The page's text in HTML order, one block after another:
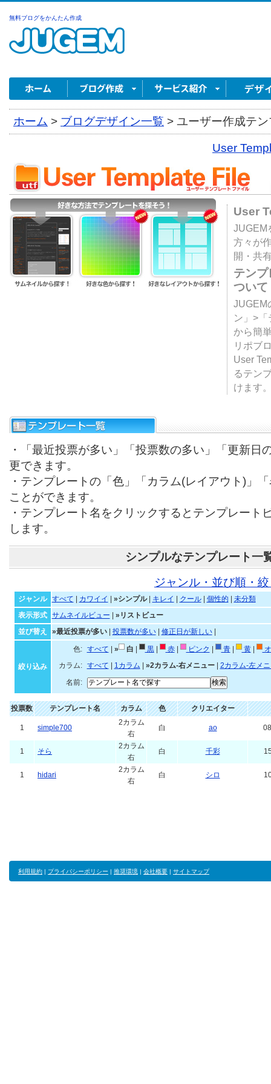
無料ブログをかんたん作成
ホーム > ブログデザイン一覧 > ユーザー作成テ
User
User
JUGEM
方々が
開・共
テン
ついて
JUGEM
ン」>
から簡
リポブ
User
るテン
けます
・「最近投票が多い」「投票数の多い」「更新日
更できます。
・テンプレートの「色」「カラム(レイアウト)」
ことができます。
・テンプレート名をクリックするとテンプレート
します。
シンプルなテンプレート一
ジャンル・並び順・
ジャンル すべて カワイイ »シンプル| キレイ クール| 個性的
未分類
表示形式
サムネイルビュー
»リストビュー
並び替え
»最近投票が多い| 投票数が多い| 修正日が新しい|
絞り込み
色: すべて » 白 黒| 赤| ピンク 青| 黄|
カラム:
すべて 1カラム »2カラム-右メニュー| 2カラム-左メ
名前:
投票数 テンプレート名 カラム 色 クリエイター
1 simple700
2カラム
右
白 ao
1 そら
2カラム
右
白 千彩
1 hidari
2カラム
右
白 シロ
利用規約 | プライバシーポリシー | 推奨環境 | 会社概要 | サイトマップ